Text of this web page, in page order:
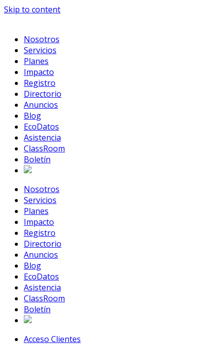
Skip to content
Nosotros
Servicios
Planes
Impacto
Registro
Directorio
Anuncios
Blog
EcoDatos
Asistencia
ClassRoom
Boletín
Nosotros
Servicios
Planes
Impacto
Registro
Directorio
Anuncios
Blog
EcoDatos
Asistencia
ClassRoom
Boletín
Acceso Clientes